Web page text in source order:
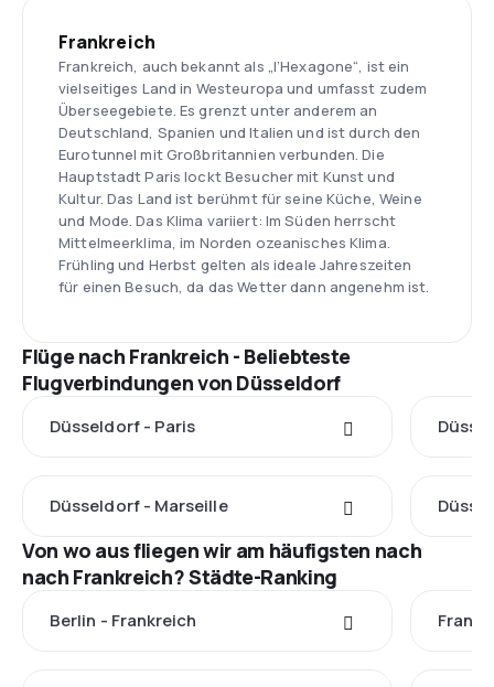
Frankreich
Frankreich, auch bekannt als „l’Hexagone“, ist ein
vielseitiges Land in Westeuropa und umfasst zudem
Überseegebiete. Es grenzt unter anderem an
Deutschland, Spanien und Italien und ist durch den
Eurotunnel mit Großbritannien verbunden. Die
Hauptstadt Paris lockt Besucher mit Kunst und
Kultur. Das Land ist berühmt für seine Küche, Weine
und Mode. Das Klima variiert: Im Süden herrscht
Mittelmeerklima, im Norden ozeanisches Klima.
Frühling und Herbst gelten als ideale Jahreszeiten
für einen Besuch, da das Wetter dann angenehm ist.
Flüge nach Frankreich - Beliebteste
Flugverbindungen von Düsseldorf
Düsseldorf - Paris
Düsseldorf - Marseille
Von wo aus fliegen wir am häufigsten nach
nach Frankreich? Städte-Ranking
Berlin - Frankreich